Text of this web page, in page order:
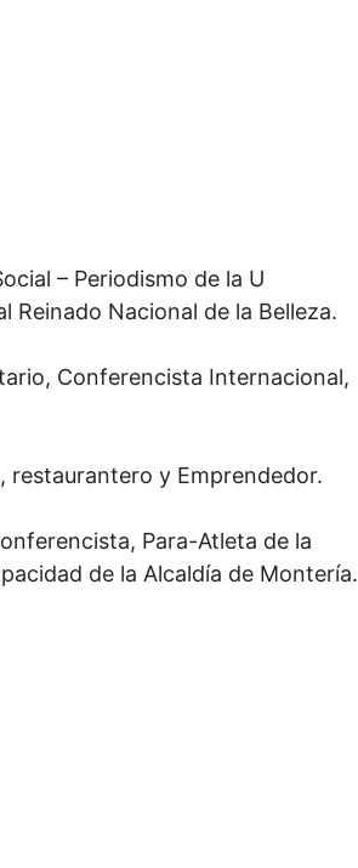
– Periodismo de la U
Reinado Nacional de la Belleza.
Conferencista Internacional,
y Emprendedor.
Para-Atleta de la
de la Alcaldía de Montería.